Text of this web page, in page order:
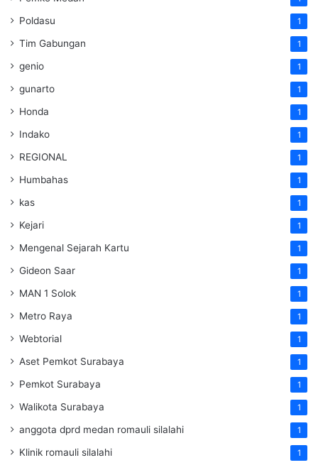
Poldasu 1
Tim Gabungan 1
genio 1
gunarto 1
Honda 1
Indako 1
REGIONAL 1
Humbahas 1
kas 1
Kejari 1
Mengenal Sejarah Kartu 1
Gideon Saar 1
MAN 1 Solok 1
Metro Raya 1
Webtorial 1
Aset Pemkot Surabaya 1
Pemkot Surabaya 1
Walikota Surabaya 1
anggota dprd medan romauli silalahi 1
Klinik romauli silalahi 1